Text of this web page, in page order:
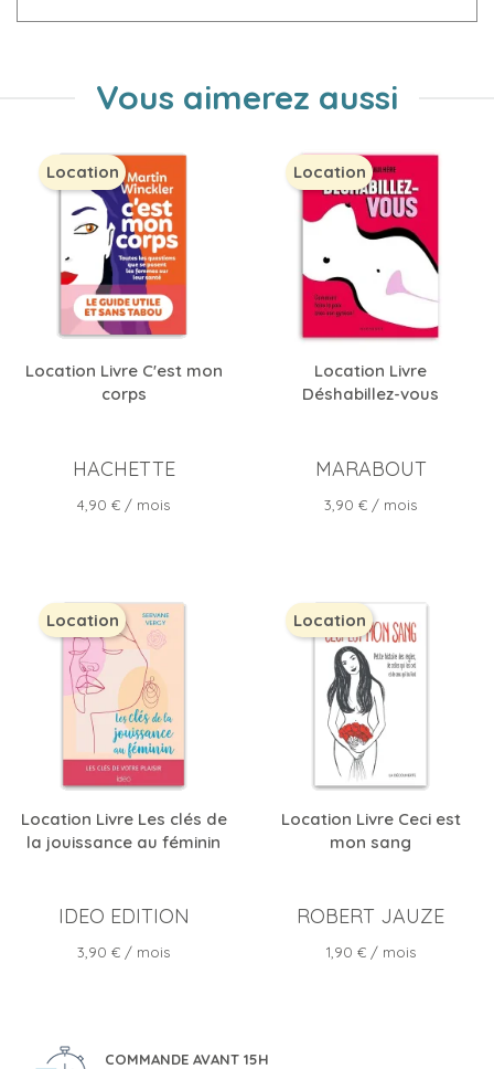
Vous aimerez aussi
Location Livre C'est mon
corps
HACHETTE
Prix
4,90 € / mois
Location
Location Livre
Déshabillez-vous
MARABOUT
Prix
3,90 € / mois
Location
Location Livre Les clés de
la jouissance au féminin
IDEO EDITION
Prix
3,90 € / mois
Location
Location Livre Ceci est
mon sang
ROBERT JAUZE
Prix
1,90 €/ mois
Location
COMMANDE AVANT 15H